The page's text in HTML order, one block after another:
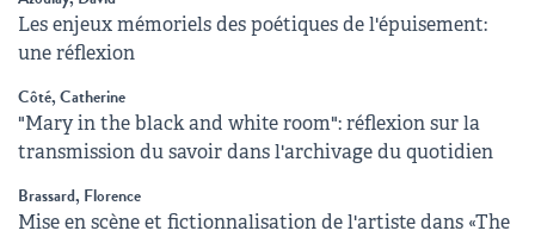
Les enjeux mémoriels des poétiques de l'épuisement:
une réflexion
Côté, Catherine
"Mary in the black and white room": réflexion sur la
transmission du savoir dans l'archivage du quotidien
Brassard, Florence
Mise en scène et fictionnalisation de l'artiste dans «The